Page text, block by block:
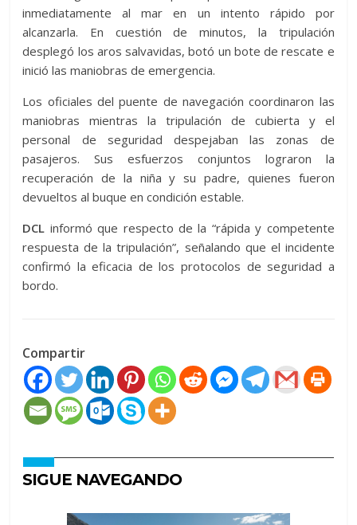
inmediatamente al mar en un intento rápido por
alcanzarla. En cuestión de minutos, la tripulación
desplegó los aros salvavidas, botó un bote de rescate e
inició las maniobras de emergencia.
Los oficiales del puente de navegación coordinaron las
maniobras mientras la tripulación de cubierta y el
personal de seguridad despejaban las zonas de
pasajeros. Sus esfuerzos conjuntos lograron la
recuperación de la niña y su padre, quienes fueron
devueltos al buque en condición estable.
DCL informó que respecto de la “rápida y competente
respuesta de la tripulación”, señalando que el incidente
confirmó la eficacia de los protocolos de seguridad a
bordo.
Compartir
SIGUE NAVEGANDO